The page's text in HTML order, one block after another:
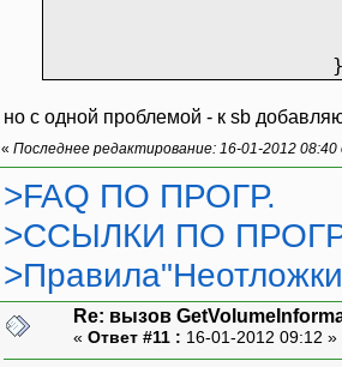
}
else
{
Console
}
Console.
}
}
но с одной проблемой - к sb
« Последнее редактирование: 16-01-2012
>FAQ ПО ПРОГР.
>ССЫЛКИ ПО
Re: вызов
« Ответ #11 : 16-01-2012 09:12 »